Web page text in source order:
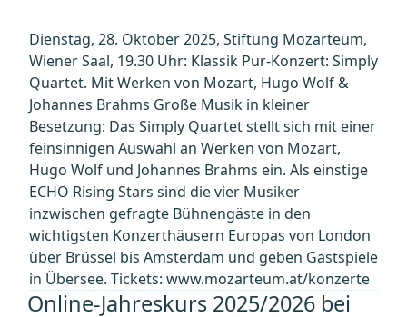
Dienstag, 28. Oktober 2025, Stiftung Mozarteum,
Wiener Saal, 19.30 Uhr: Klassik Pur-Konzert: Simply
Quartet. Mit Werken von Mozart, Hugo Wolf &
Johannes Brahms Große Musik in kleiner
Besetzung: Das Simply Quartet stellt sich mit einer
feinsinnigen Auswahl an Werken von Mozart,
Hugo Wolf und Johannes Brahms ein. Als einstige
ECHO Rising Stars sind die vier Musiker
inzwischen gefragte Bühnengäste in den
wichtigsten Konzerthäusern Europas von London
über Brüssel bis Amsterdam und geben Gastspiele
in Übersee. Tickets: www.mozarteum.at/konzerte
Online-Jahreskurs 2025/2026 bei